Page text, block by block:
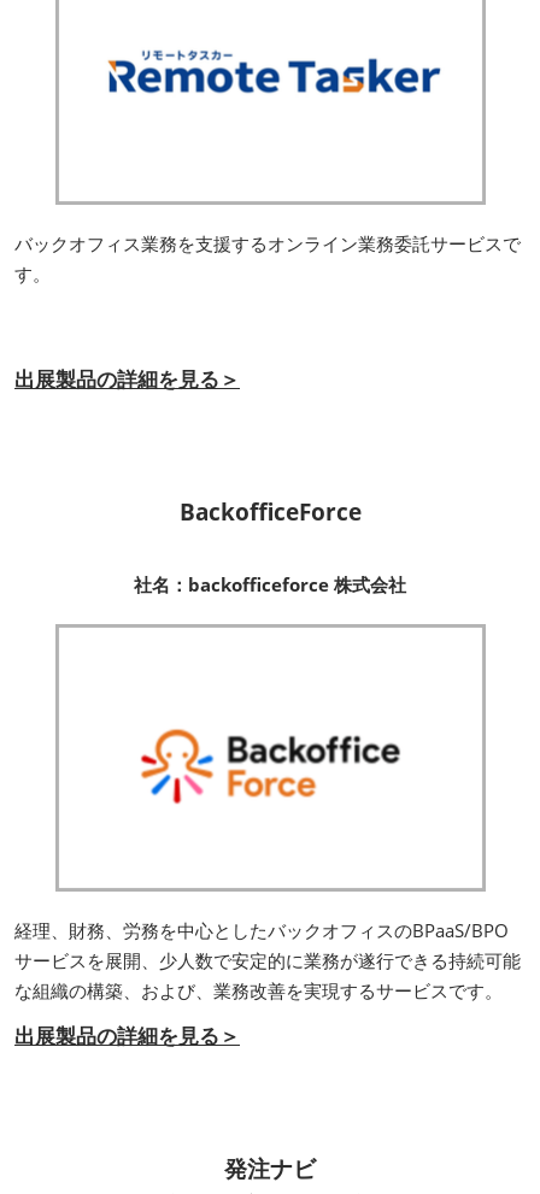
バックオフィス業務を支援するオンライン業務委託サービスで
す。
出展製品の詳細を見る＞
BackofficeForce
社名：backofficeforce 株式会社
経理、財務、労務を中心としたバックオフィスのBPaaS/BPO
サービスを展開、少人数で安定的に業務が遂行できる持続可能
な組織の構築、および、業務改善を実現するサービスです。
出展製品の詳細を見る＞
発注ナビ